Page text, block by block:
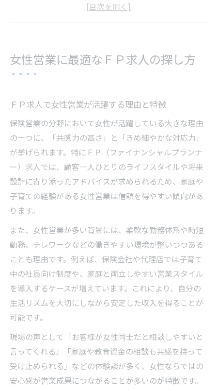
女性営業がＦＰ求人で得られるキャリアの
保険営業で家事育児と両立できる理由とは
柏市で女性営業が支持される職場環境の特
ＦＰ求人で柔軟な働き方が実現できる仕組
女性営業が感じる保険営業のやりがいと成
方
未経験から高収入へ導く営業の秘訣
未経験女性がＦＰ求人で高収入を目指す方
法
営業初心者が身につけるべき基本スキルと
ＦＰ求人で成果を上げる営業活動のポイン
ト
女性営業が高収入を叶えるための工夫と努
力
女性営業に最適なＦＰ求人の探し方
ＦＰ求人で女性営業が活躍する理由と特徴
保険営業の分野において女性が活躍している大きな理由
の一つに、「共感力の高さ」と「きめ細やかな対応力」
が挙げられます。特にＦＰ（ファイナンシャルプランナ
ー）求人では、顧客一人ひとりのライフスタイルや将来
設計に寄り添ったアドバイスが求められるため、家庭や
子育ての経験がある女性営業は信頼を得やすい傾向があ
ります。
また、女性営業が多い背景には、柔軟な勤務体系や時短
勤務、テレワークなどの働きやすい環境が整いつつある
ことも理由です。例えば、保険会社や代理店では子育て
中の社員向け制度や、家庭と両立しやすい営業スタイル
を導入するケースが増えています。これにより、自分の
生活リズムを大切にしながら安定した収入を得ることが
可能です。
現場の声として「お客様が女性同士だと相談しやすいと
言ってくれる」「家庭や教育資金の相談も共感を持って
受け止められる」などの体験談が多く、女性ならではの
安心感が営業成果につながることが多いのが特徴です。